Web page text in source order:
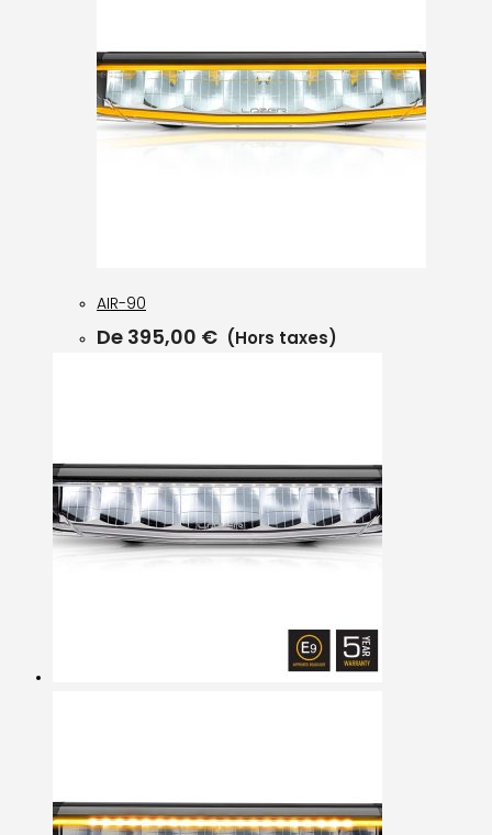
AIR-90
De 395,00 € (Hors taxes)